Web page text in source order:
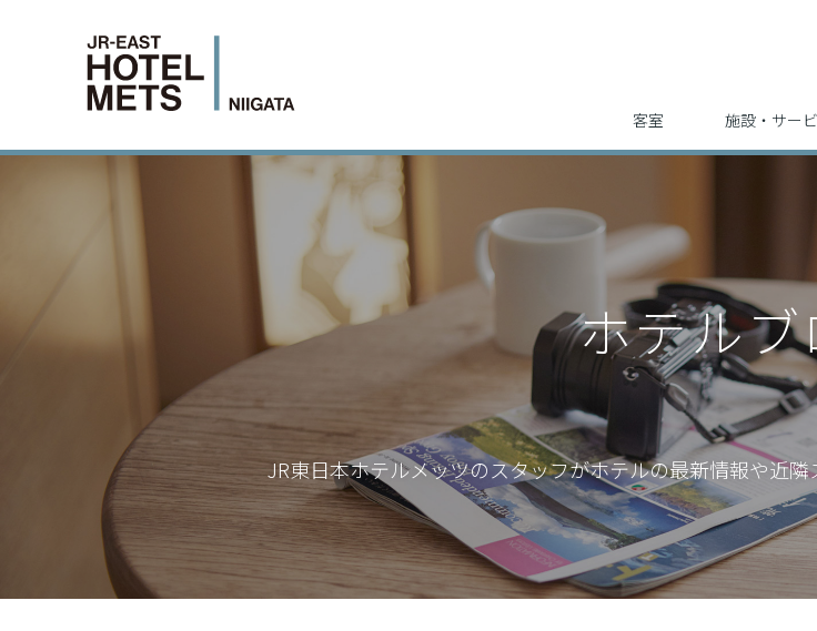
客室 施設・サー
ホテルブ
JR東日本ホテルメッツのスタッフがホテルの最新情報や近隣